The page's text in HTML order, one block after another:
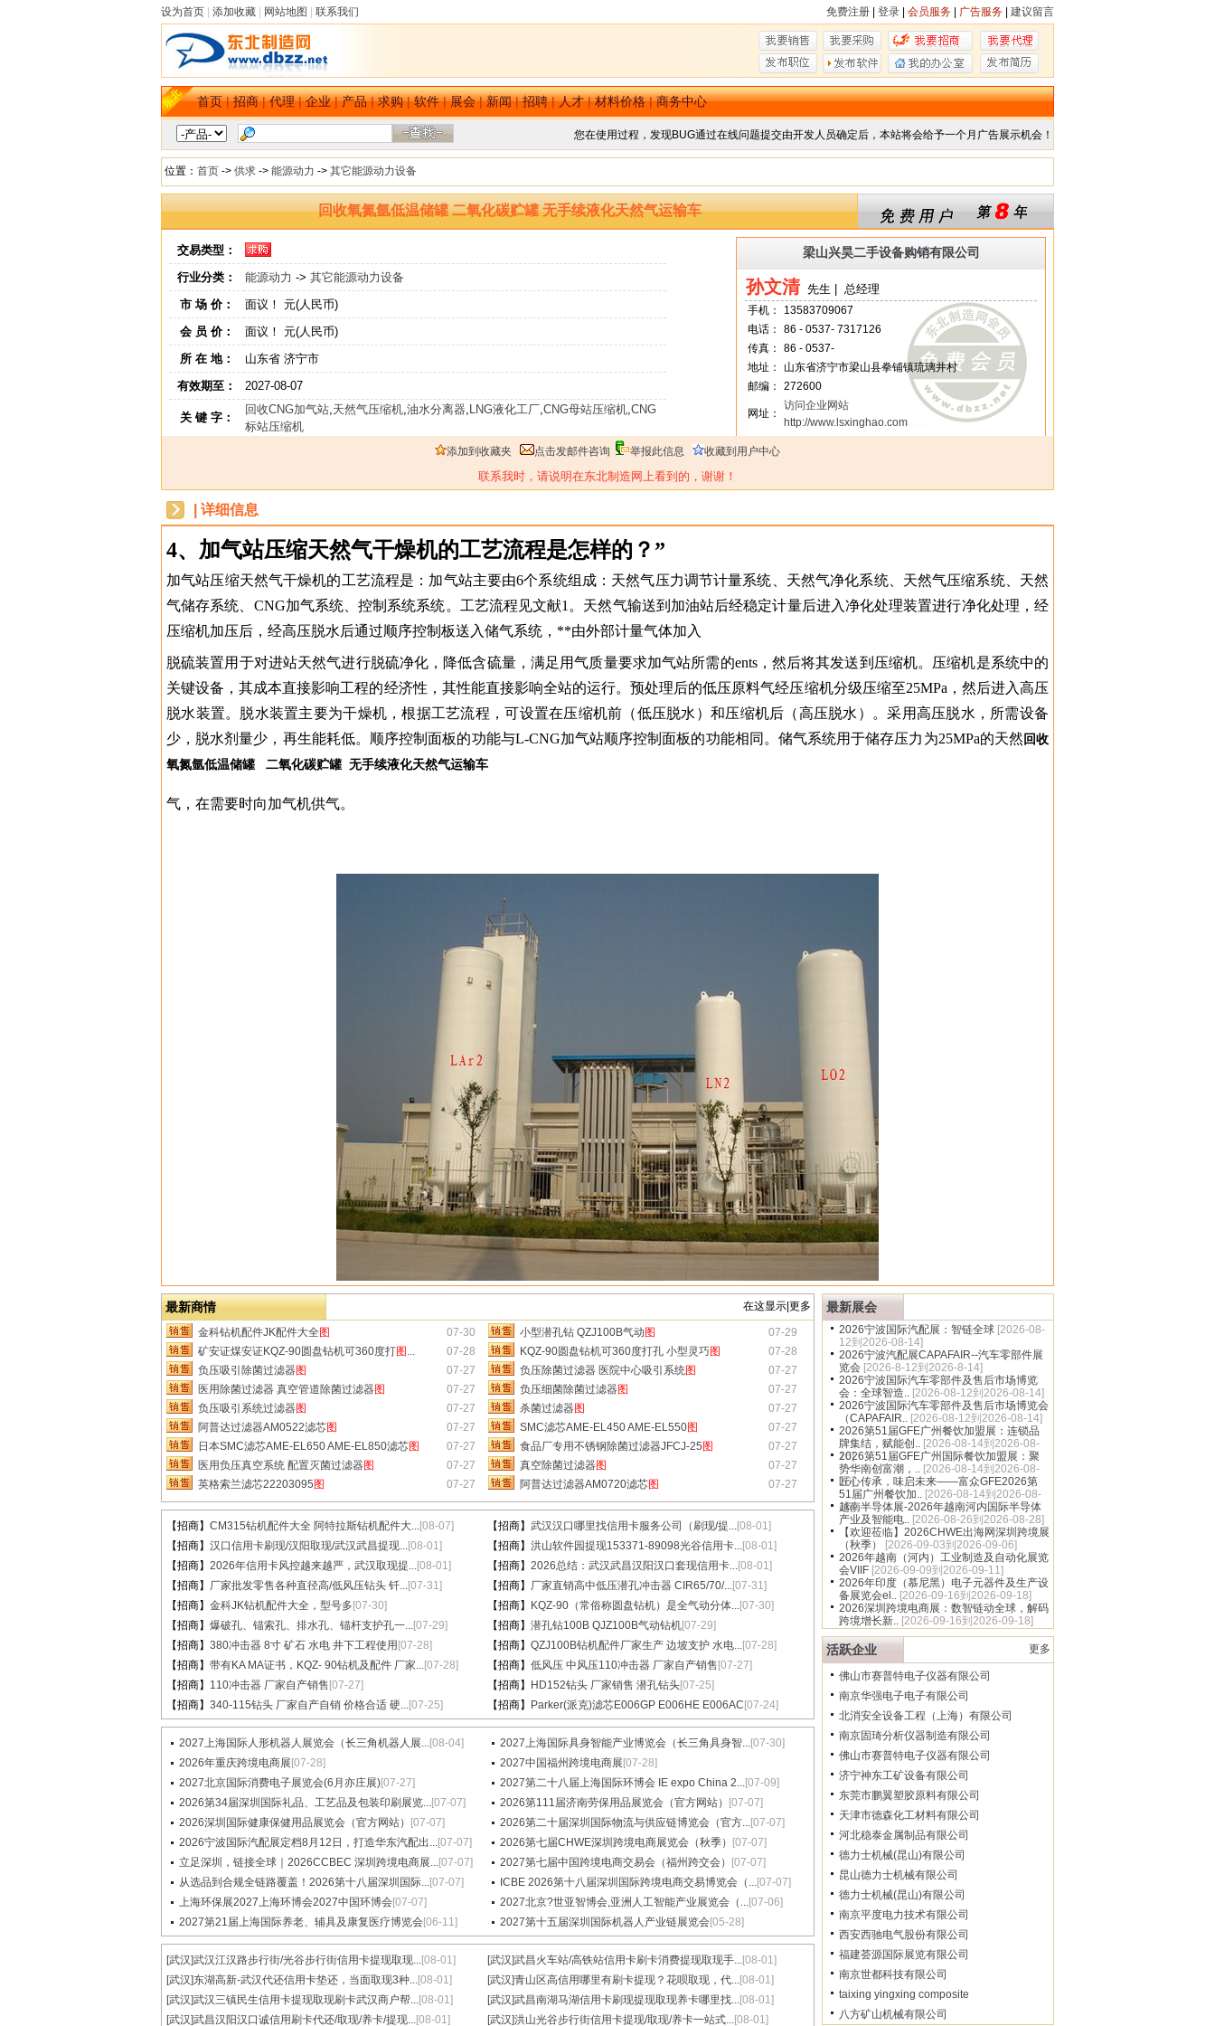
设为首页 添加收藏 网站地图 联系我们 免费注册 登录 会员服务 广告服务 建议留言
首页|招商|代理|企业|产品|求购|软件|展会|新闻|招聘|人才|材料价格|商务中心
您在使用过程，发现BUG通过在线问题提交由开发人员确定后，本站将会给予一个月广告展示机会！
位置： 首页 -> 供求 -> 能源动力 -> 其它能源动力设备
回收氧氮氩低温储罐 二氧化碳贮罐 无手续液化天然气运输车
交易类型：
行业分类：
能源动力 -> 其它能源动力设备
市 场 价：
面议！ 元(人民币)
会 员 价：
面议！ 元(人民币)
所 在 地：
山东省 济宁市
有效期至：
2027-08-07
关 键 字：
回收CNG加气站,天然气压缩机,油水分离器, LNG液化工厂,CNG母站压缩机,CNG
标站压缩机
梁山兴昊二手设备购销有限公司
孙文清先生 | 总经理
手机：
13583709067
电话：
86 - 0537- 7317126
传真：
86 - 0537-
地址：
山东省济宁市梁山县拳铺镇琉璃井村
邮编：
272600
网址：
访问企业网站
http://www.lsxinghao.com
添加到收藏夹 点击发邮件咨询 举报此信息 收藏到用户中心
联系我时，请说明在东北制造网上看到的，谢谢！
| 详细信息
4、加气站压缩天然气干燥机的工艺流程是怎样的？”
加气站压缩天然气干燥机的工艺流程是：加气站主要由6个系统组成：天然气压力调节计量系统、天然气净化系统、天然气压缩系统、天然
气储存系统、CNG加气系统、控制系统系统。工艺流程见文献1。天然气输送到加油站后经稳定计量后进入净化处理装置进行净化处理，经
压缩机加压后，经高压脱水后通过顺序控制板送入储气系统，**由外部计量气体加入
脱硫装置用于对进站天然气进行脱硫净化，降低含硫量，满足用气质量要求加气站所需的ents，然后将其发送到压缩机。压缩机是系统中的
关键设备，其成本直接影响工程的经济性，其性能直接影响全站的运行。预处理后的低压原料气经压缩机分级压缩至25MPa，然后进入高压
脱水装置。脱水装置主要为干燥机，根据工艺流程，可设置在压缩机前（低压脱水）和压缩机后（高压脱水）。采用高压脱水，所需设备
少，脱水剂量少，再生能耗低。顺序控制面板的功能与L-CNG加气站顺序控制面板的功能相同。储气系统用于储存压力为25MPa的天然 回收
氧氮氩低温储罐
二氧化碳贮罐 无手续液化天然气运输车
气，在需要时向加气机供气。
最新商情 在这显示|更多
金科钻机配件JK配件大全 图 07-30 小型潜孔钻 QZJ100B气动 图
07-29
矿安证煤安证KQZ-90圆盘钻机可360度打图 ... 07-28 KQZ-90圆盘钻机可360度打孔 小型灵巧图
07-28
负压吸引除菌过滤器图 07-27 负压除菌过滤器 医院中心吸引系统图
07-27
医用除菌过滤器 真空管道除菌过滤器图 07-27 负压细菌除菌过滤器图
07-27
负压吸引系统过滤器图 07-27 杀菌过滤器图
07-27
阿普达过滤器AM0522滤芯图 07-27 SMC滤芯AME-EL450 AME-EL550图
07-27
日本SMC滤芯AME-EL650 AME-EL850滤芯图 07-27 食品厂专用不锈钢除菌过滤器JFCJ-25 图
07-27
医用负压真空系统 配置灭菌过滤器图 07-27 真空除菌过滤器图
07-27
英格索兰滤芯22203095 图 07-27 阿普达过滤器AM0720滤芯图 07-27
【招商】 CM315钻机配件大全 阿特拉斯钻机配件大...[08-07] 【招商】 武汉汉口哪里找信用卡服务公司（刷现/提...[08-01]
【招商】 汉口信用卡刷现/汉阳取现/武汉武昌提现...[08-01] 【招商】 洪山软件园提现153371-89098光谷信用卡...[08-01]
【招商】 2026年信用卡风控越来越严，武汉取现提...[08-01] 【招商】 2026总结：武汉武昌汉阳汉口套现信用卡...[08-01]
【招商】 厂家批发零售各种直径高/低风压钻头 钎...[07-31] 【招商】 厂家直销高中低压潜孔冲击器 CIR65/70/...[07-31]
【招商】 金科JK钻机配件大全，型号多 [07-30] 【招商】 KQZ-90（常俗称圆盘钻机）是全气动分体...[07-30]
【招商】 爆破孔、锚索孔、排水孔、锚杆支护孔一...[07-29] 【招商】 潜孔钻100B QJZ100B气动钻机[07-29]
【招商】 380冲击器 8寸 矿石 水电 井下工程使用 [07-28] 【招商】 QZJ100B钻机配件厂家生产 边坡支护 水电...[07-28]
【招商】 带有KA MA证书，KQZ- 90钻机及配件 厂家...[07-28] 【招商】 低风压 中风压110冲击器 厂家自产销售 [07-27]
【招商】 110冲击器 厂家自产销售 [07-27] 【招商】 HD152钻头 厂家销售 潜孔钻头[07-25]
【招商】 340-115钻头 厂家自产自销 价格合适 硬...[07-25] 【招商】 Parker(派克)滤芯E006GP E006HE E006AC [07-24]
2027上海国际人形机器人展览会（长三角机器人展...[08-04] 2027上海国际具身智能产业博览会（长三角具身智...[07-30]
2026年重庆跨境电商展 [07-28] 2027中国福州跨境电商展 [07-28]
2027北京国际消费电子展览会(6月亦庄展)[07-27] 2027第二十八届上海国际环博会 IE expo China 2...[07-09]
2026第34届深圳国际礼品、工艺品及包装印刷展览...[07-07] 2026第111届济南劳保用品展览会（官方网站）
[07-07]
2026深圳国际健康保健用品展览会（官方网站）
[07-07] 2026第二十届深圳国际物流与供应链博览会（官方...[07-07]
2026宁波国际汽配展定档8月12日，打造华东汽配出...[07-07] 2026第七届CHWE深圳跨境电商展览会（秋季）
[07-07]
立足深圳，链接全球｜2026CCBEC 深圳跨境电商展...[07-07] 2027第七届中国跨境电商交易会（福州跨交会）
[07-07]
从选品到合规全链路覆盖！2026第十八届深圳国际...[07-07] ICBE 2026第十八届深圳国际跨境电商交易博览会（...[07-07]
上海环保展2027上海环博会2027中国环博会[07-07] 2027北京?世亚智博会,亚洲人工智能产业展览会（...[07-06]
2027第21届上海国际养老、辅具及康复医疗博览会[06-11] 2027第十五届深圳国际机器人产业链展览会[05-28]
[武汉]武汉江汉路步行街/光谷步行街信用卡提现取现...[08-01] [武汉]武昌火车站/高铁站信用卡刷卡消费提现取现手...[08-01]
[武汉]东湖高新-武汉代还信用卡垫还，当面取现3种...[08-01] [武汉]青山区高信用哪里有刷卡提现？花呗取现，代...[08-01]
[武汉]武汉三镇民生信用卡提现取现刷卡武汉商户帮...[08-01] [武汉]武昌南湖马湖信用卡刷现提现取现养卡哪里找...[08-01]
[武汉]武昌汉阳汉口诚信用刷卡代还/取现/养卡/提现...[08-01] [武汉]洪山光谷步行街信用卡提现/取现/养卡一站式...[08-01]
最新展会
2026宁波国际汽配展：智链全球 [2026-08-
12到2026-08-14]
2026宁波汽配展CAPAFAIR--汽车零部件展
览会 [2026-8-12到2026-8-14]
2026宁波国际汽车零部件及售后市场博览
会：全球智造.. [2026-08-12到2026-08-14]
2026宁波国际汽车零部件及售后市场博览会
（CAPAFAIR.. [2026-08-12到2026-08-14]
2026第51届GFE广州餐饮加盟展：连锁品
牌集结，赋能创.. [2026-08-14到2026-08-
16]
2026第51届GFE广州国际餐饮加盟展：聚
势华南创富潮，.. [2026-08-14到2026-08-
16]
匠心传承，味启未来——富众GFE2026第
51届广州餐饮加.. [2026-08-14到2026-08-
16]
越南半导体展-2026年越南河内国际半导体
产业及智能电.. [2026-08-26到2026-08-28]
【欢迎莅临】2026CHWE出海网深圳跨境展
（秋季）
[2026-09-03到2026-09-06]
2026年越南（河内）工业制造及自动化展览
会VIIF [2026-09-09到2026-09-11]
2026年印度（慕尼黑）电子元器件及生产设
备展览会el.. [2026-09-16到2026-09-18]
2026深圳跨境电商展：数智链动全球，解码
跨境增长新.. [2026-09-16到2026-09-18]
活跃企业 更多
佛山市赛普特电子仪器有限公司
南京华强电子电子有限公司
北消安全设备工程（上海）有限公司
南京固琦分析仪器制造有限公司
佛山市赛普特电子仪器有限公司
济宁神东工矿设备有限公司
东莞市鹏翼塑胶原料有限公司
天津市德森化工材料有限公司
河北稳泰金属制品有限公司
德力士机械(昆山)有限公司
昆山德力士机械有限公司
德力士机械(昆山)有限公司
南京平度电力技术有限公司
西安西驰电气股份有限公司
福建荟源国际展览有限公司
南京世都科技有限公司
taixing yingxing composite
八方矿山机械有限公司